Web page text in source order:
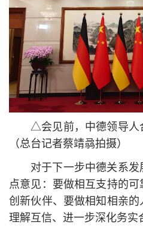
△会见前，中德领导人
（总台记者蔡靖骉拍摄）
对于下一步中德关系发
点意见：要做相互支持的
创新伙伴、要做相知相亲
理解互信、进一步深化务实